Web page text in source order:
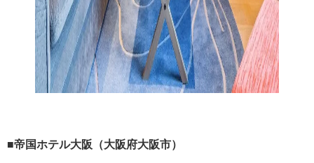
■帝国ホテル大阪（大阪府大阪市）